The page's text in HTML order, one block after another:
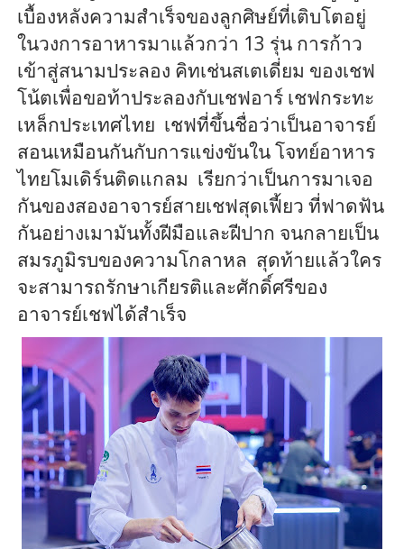
เบื้องหลังความสำเร็จของลูกศิษย์ที่เติบโตอยู่
ในวงการอาหารมาแล้วกว่า 13 รุ่น การก้าว
เข้าสู่สนามประลอง คิทเช่นสเตเดี่ยม ของเชฟ
โน้ตเพื่อขอท้าประลองกับเชฟอาร์ เชฟกระทะ
เหล็กประเทศไทย เชฟที่ขึ้นชื่อว่าเป็นอาจารย์
สอนเหมือนกันกับการแข่งขันใน โจทย์อาหาร
ไทยโมเดิร์นติดแกลม เรียกว่าเป็นการมาเจอ
กันของสองอาจารย์สายเชฟสุดเฟี้ยว ที่ฟาดฟัน
กันอย่างเมามันทั้งฝีมือและฝีปาก จนกลายเป็น
สมรภูมิรบของความโกลาหล สุดท้ายแล้วใคร
จะสามารถรักษาเกียรติและศักดิ์ศรีของ
อาจารย์เชฟได้สำเร็จ